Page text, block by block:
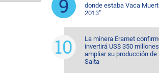
donde estaba Vaca
2013"
La minera Eramet
invertirá US$ 350
ampliar su producción de
Salta